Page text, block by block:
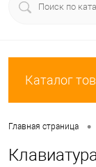
Каталог
Главная страница •